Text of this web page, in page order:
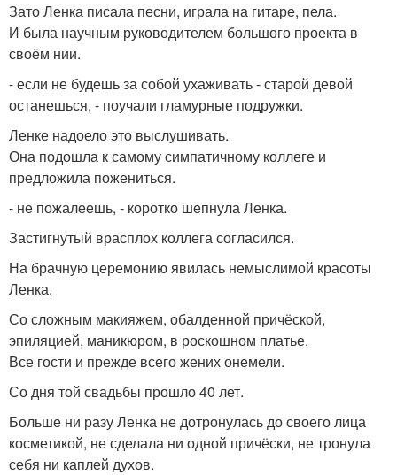
Зато Ленка писала песни, играла на гитаре, пела.
И была научным руководителем большого проекта в
своём нии.
- если не будешь за собой ухаживать - старой девой
останешься, - поучали гламурные подружки.
Ленке надоело это выслушивать.
Она подошла к самому симпатичному коллеге и
предложила пожениться.
- не пожалеешь, - коротко шепнула Ленка.
Застигнутый врасплох коллега согласился.
На брачную церемонию явилась немыслимой красоты
Ленка.
Со сложным макияжем, обалденной причёской,
эпиляцией, маникюром, в роскошном платье.
Все гости и прежде всего жених онемели.
Со дня той свадьбы прошло 40 лет.
Больше ни разу Ленка не дотронулась до своего лица
косметикой, не сделала ни одной причёски, не тронула
себя ни каплей духов.